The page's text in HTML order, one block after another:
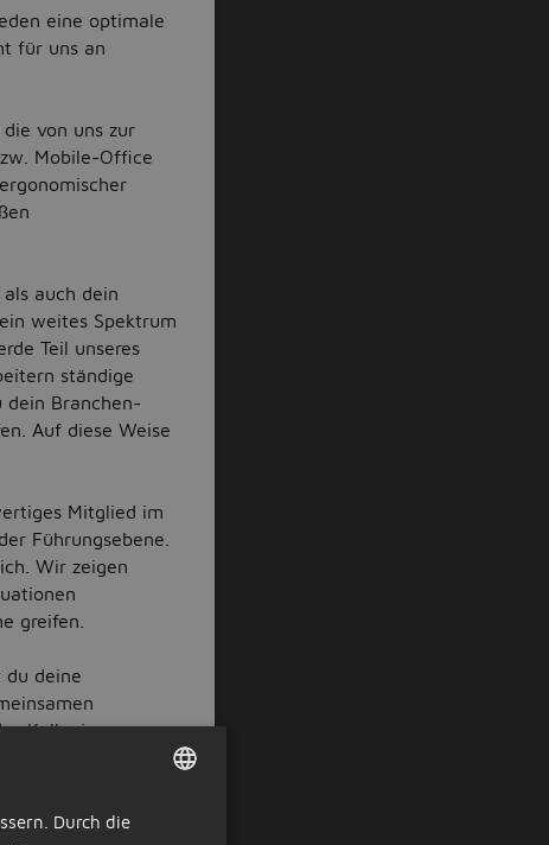
eine optimale
für uns an
von uns zur
Mobile-Office
auch dein
weites Spektrum
Teil unseres
ständige
dein Branchen-
Auf diese Weise
Mitglied im
Führungsebene.
Wir zeigen
greifen.
du deine
Kollegium eng
Übernahme
DUTCH
Durch die